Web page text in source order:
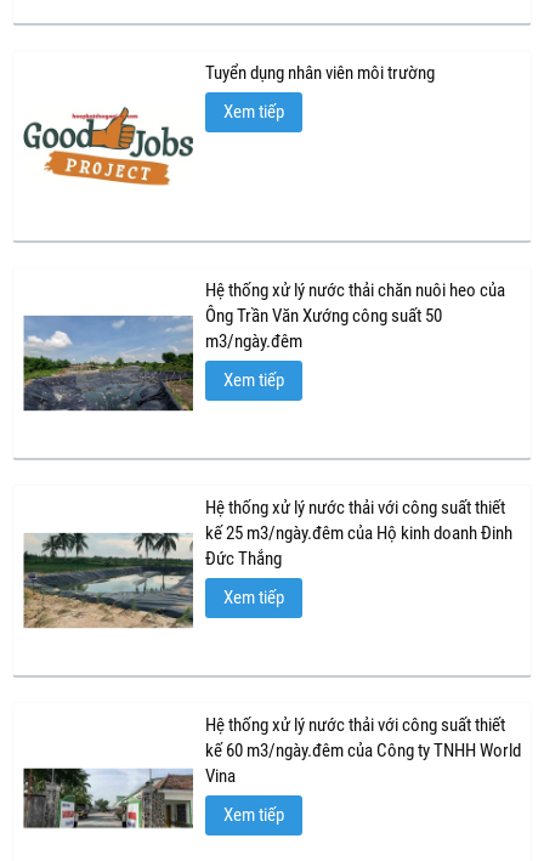
Tuyển dụng nhân viên môi trường
Xem tiếp
Hệ thống xử lý nước thải chăn nuôi heo của
Ông Trần Văn Xướng công suất 50
m3/ngày.đêm
Xem tiếp
Hệ thống xử lý nước thải với công suất thiết
kế 25 m3/ngày.đêm của Hộ kinh doanh Đinh
Đức Thắng
Xem tiếp
Hệ thống xử lý nước thải với công suất thiết
kế 60 m3/ngày.đêm của Công ty TNHH World
Vina
Xem tiếp